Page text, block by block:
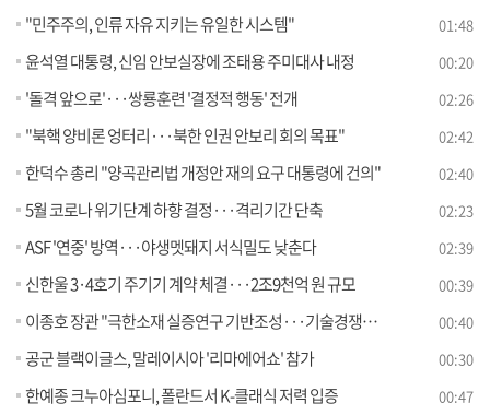
"민주주의, 인류 자유 지키는 유일한 시스템" 01:48
윤석열 대통령, 신임 안보실장에 조태용 주미대사 내정 00:20
'돌격 앞으로'···쌍룡훈련 '결정적 행동' 전개 02:26
"북핵 양비론 엉터리···북한 인권 안보리 회의 목표" 02:42
한덕수 총리 "양곡관리법 개정안 재의 요구 대통령에 건의" 02:40
5월 코로나 위기단계 하향 결정···격리기간 단축 02:23
ASF '연중' 방역···야생멧돼지 서식밀도 낮춘다 02:39
신한울 3·4호기 주기기 계약 체결···2조9천억 원 규모 00:39
이종호 장관 "극한소재 실증연구 기반조성···기술경쟁력 교두보" 00:40
공군 블랙이글스, 말레이시아 '리마에어쇼' 참가 00:30
한예종 크누아심포니, 폴란드서 K-클래식 저력 입증 00:47